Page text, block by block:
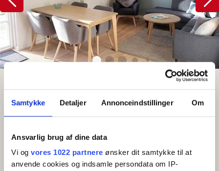
Samtykke Detaljer Annonceindstillinger Om
Ansvarlig brug af dine data
Vi og vores 1022 partnere ønsker dit samtykke til at
anvende cookies og indsamle persondata om IP-
Holiday home for 4 persons
Holiday home for 4 persons
Area: Rønne
Free Wi-Fi